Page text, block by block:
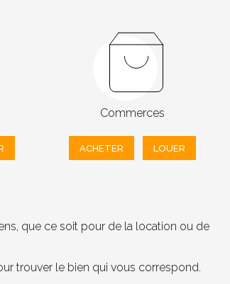
Commerces
ACHETER LOUER
que ce soit pour de la location ou de
trouver le bien qui vous correspond.